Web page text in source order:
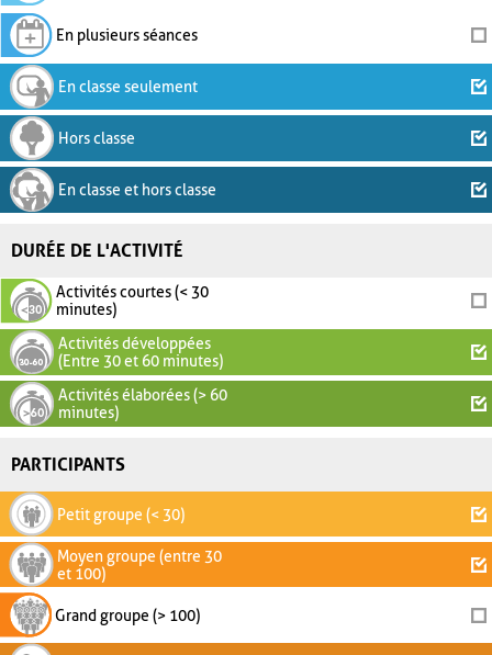
En plusieurs séances
En classe seulement
Hors classe
En classe et hors classe
DURÉE DE L'ACTIVITÉ
Activités courtes (< 30
minutes)
Activités développées
(Entre 30 et 60 minutes)
Activités élaborées (> 60
minutes)
PARTICIPANTS
Petit groupe (< 30)
Moyen groupe (entre 30
et 100)
Grand groupe (> 100)